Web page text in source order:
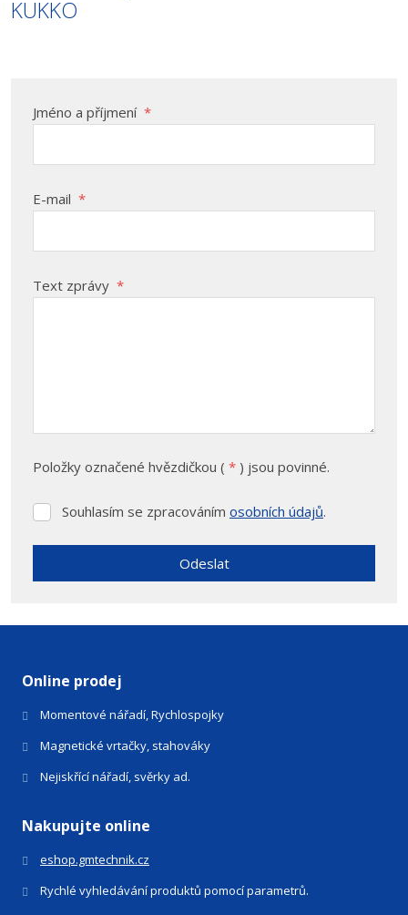
KUKKO
Jméno a příjmení *
E-mail *
Text zprávy *
Položky označené hvězdičkou ( * ) jsou povinné.
Souhlasím
zpracováním
Souhlasím se zpracováním osobních údajů.
Odeslat
se
odeslat.
Online prodej
Momentové nářadí, Rychlospojky
Magnetické vrtačky, stahováky
Nejiskřící nářadí, svěrky ad.
Nakupujte online
eshop.gmtechnik.cz
Rychlé vyhledávání produktů pomocí parametrů.